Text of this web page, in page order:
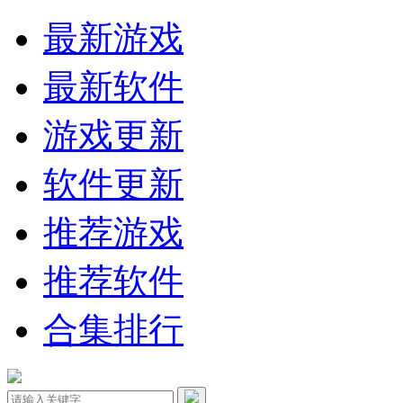
最新游戏
最新软件
游戏更新
软件更新
推荐游戏
推荐软件
合集排行